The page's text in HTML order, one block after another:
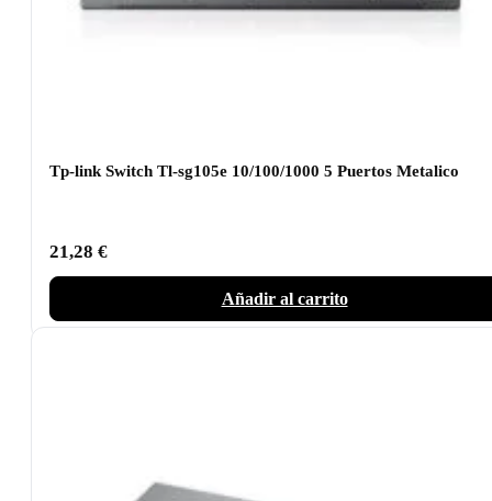
Tp-link Switch Tl-sg105e 10/100/1000 5 Puertos Metalico
21,28 €
Añadir al carrito